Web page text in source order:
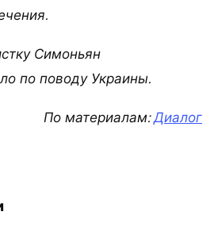
Симоньян
по поводу Украины.
По материалам:Диалог